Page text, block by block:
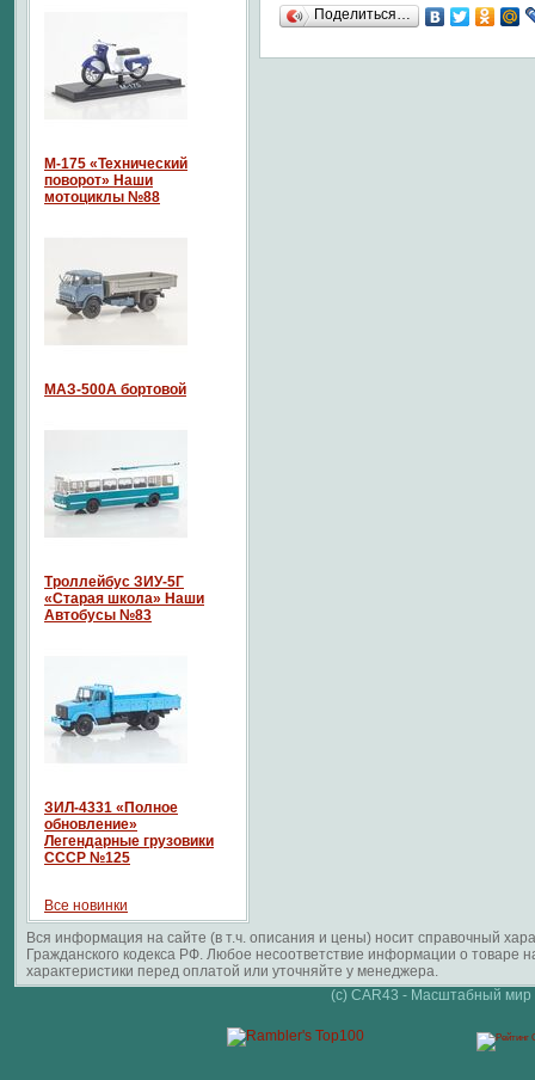
Поделиться…
М-175 «Технический
поворот» Наши
мотоциклы №88
МАЗ-500А бортовой
Троллейбус ЗИУ-5Г
«Старая школа» Наши
Автобусы №83
ЗИЛ-4331 «Полное
обновление»
Легендарные грузовики
СССР №125
Все новинки
Вся информация на сайте (в т.ч. описания и цены) носит справочный
Гражданского кодекса РФ. Любое несоответствие информации о
характеристики перед оплатой или уточняйте у менеджера.
(c) CAR43 - Масштабный мир